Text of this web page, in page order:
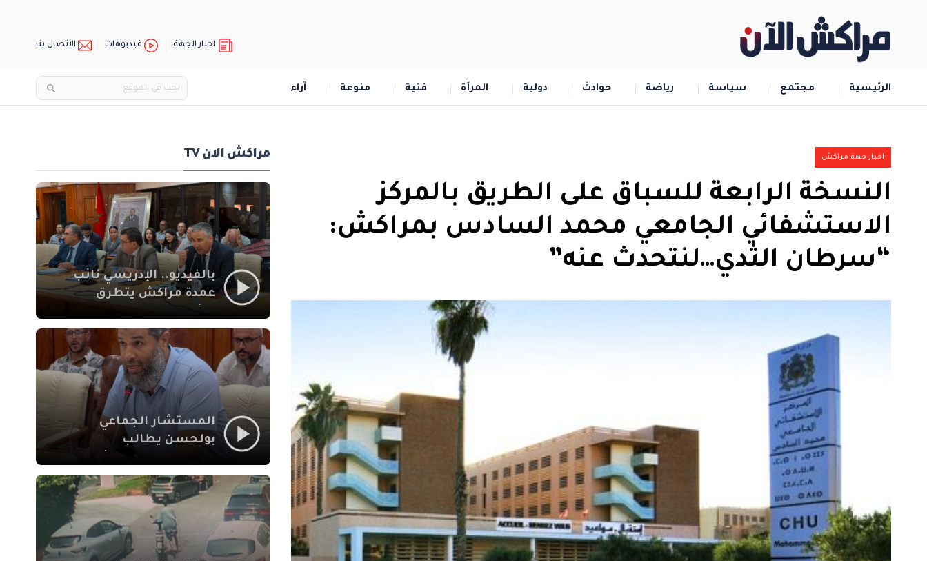
اخبار الجهة فيديوهات الاتصال بنا
الرئيسية مجتمع سياسة رياضة حوادث دولية المرأة فنية منوعة آراء
اخبار جهة مراكش
النسخة الرابعة للسباق على الطريق بالمركز
الاستشفائي الجامعي محمد السادس بمراكش:
“سرطان الثدي…لنتحدث عنه”
مراكش الان TV
بالفيديو.. الإدريسي نائب
عمدة مراكش يتطرق
الاجتماعي في نقل
المحطة الطرقية إلى
العزوزية
المستشار الجماعي
بولحسن يطالب
أشغال شارع علال
الفاسي بمراكش